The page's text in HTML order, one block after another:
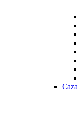
Caza